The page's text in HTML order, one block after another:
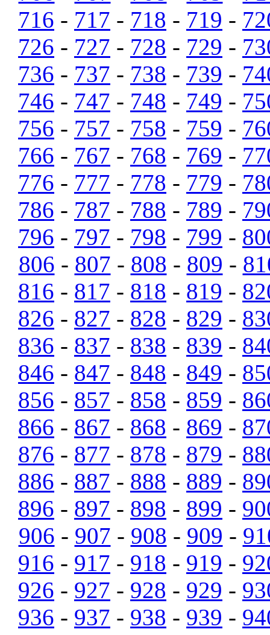
716 - 717 - 718 - 719 -
726 - 727 - 728 - 729 -
736 - 737 - 738 - 739 -
746 - 747 - 748 - 749 -
756 - 757 - 758 - 759 -
766 - 767 - 768 - 769 -
776 - 777 - 778 - 779 -
786 - 787 - 788 - 789 -
796 - 797 - 798 - 799 -
806 - 807 - 808 - 809 -
816 - 817 - 818 - 819 -
826 - 827 - 828 - 829 -
836 - 837 - 838 - 839 -
846 - 847 - 848 - 849 -
856 - 857 - 858 - 859 -
866 - 867 - 868 - 869 -
876 - 877 - 878 - 879 -
886 - 887 - 888 - 889 -
896 - 897 - 898 - 899 -
906 - 907 - 908 - 909 -
916 - 917 - 918 - 919 -
926 - 927 - 928 - 929 -
936 - 937 - 938 - 939 -